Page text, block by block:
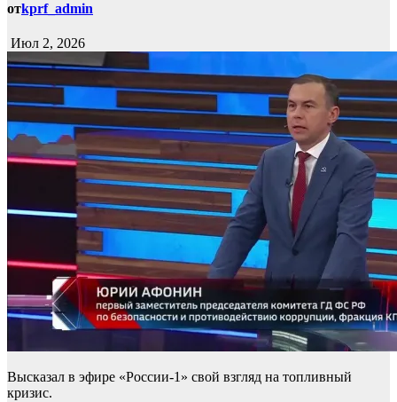
отkprf_admin
Июл 2, 2026
Высказал в эфире «России-1» свой взгляд на топливный
кризис.